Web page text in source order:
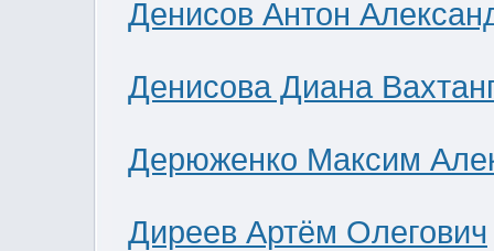
Денисов Антон
Денисова Диана
Дерюженко Максим
Диреев Артём Олегович